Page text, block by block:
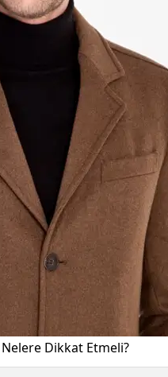
Dikkat Etmeli?